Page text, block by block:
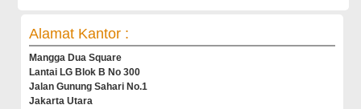
Alamat Kantor :
Mangga Dua Square
Lantai LG Blok B No 300
Jalan Gunung Sahari No.1
Jakarta Utara